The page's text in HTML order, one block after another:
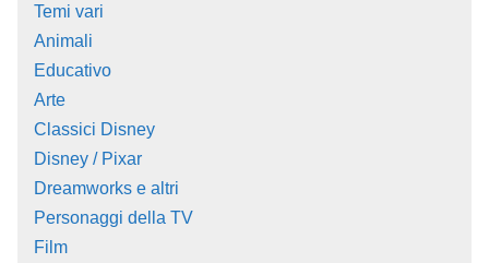
Temi vari
Animali
Educativo
Arte
Classici Disney
Disney / Pixar
Dreamworks e altri
Personaggi della TV
Film